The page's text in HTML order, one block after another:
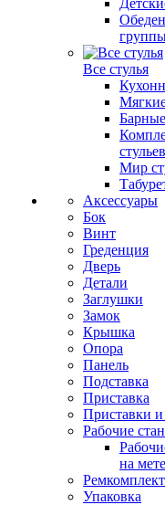
Все стулья
стульев
Мир
Аксессуары
Бок
Винт
Греденция
Дверь
Детали
Заглушки
Замок
Крышка
Опора
Панель
Подставка
Приставка
Приставки
Рабочие
на
Ремкомплект
Упаковка